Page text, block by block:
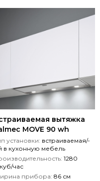
вытяжка
MOVE 90 wh
установки: встраиваемая/-
в кухонную мебель
1280
час
прибора: 86 см